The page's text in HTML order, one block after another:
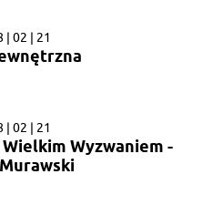
| 02 | 21
| 02 | 21
Wyzwaniem -